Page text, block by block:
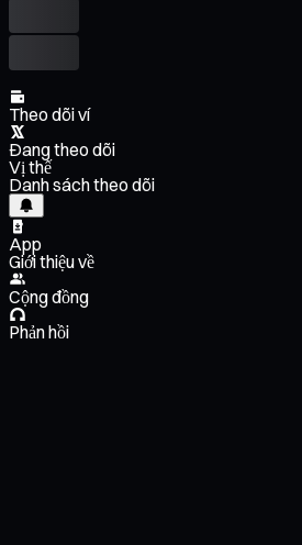
Theo dõi ví
Đang theo dõi
Vị thế
Danh sách theo dõi
App
Giới thiệu về
Cộng đồng
Phản hồi